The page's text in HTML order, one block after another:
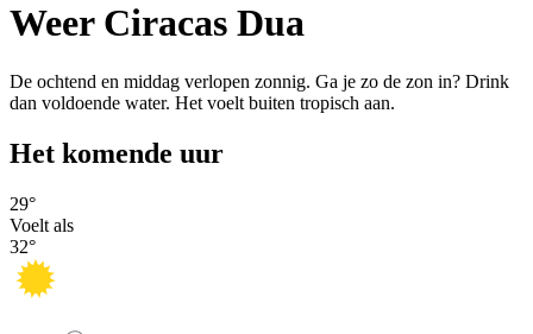
Weer Ciracas Dua
De ochtend en middag verlopen zonnig. Ga je zo de zon in? Drink
dan voldoende water. Het voelt buiten tropisch aan.
Het komende uur
29°
Voelt als
32°